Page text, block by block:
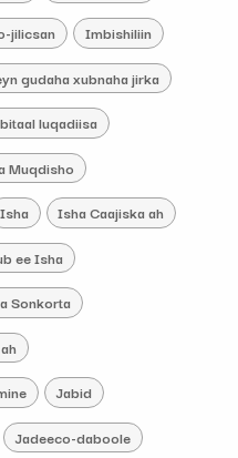
jilicsan Imbishiliin
gudaha xubnaha jirka
luqadiisa
Muqdisho
Isha Isha Caajiska ah
ee Isha
Sonkorta
Jabid
Jadeeco-daboole